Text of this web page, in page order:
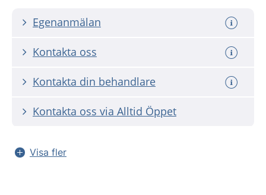
Egenanmälan
Kontakta oss
Kontakta din behandlare
Kontakta oss via Alltid Öppet
Visa fler